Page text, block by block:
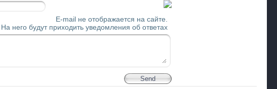
E-mail не отображается на сайте.
На него будут приходить уведомления об ответах